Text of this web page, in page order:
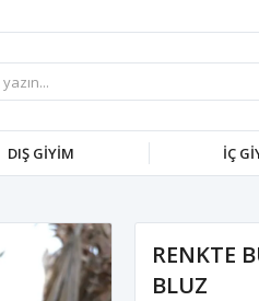
DIŞ GİYİM İÇ
RENKTE
BLUZ